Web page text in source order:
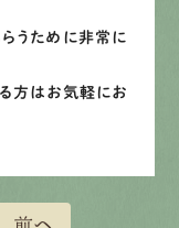
うために非常に
方はお気軽にお